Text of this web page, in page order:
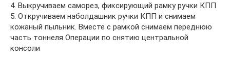
4. Выкручиваем саморез, фиксирующий рамку ручки КПП
5. Откручиваем наболдашник ручки КПП и снимаем
кожаный пыльник. Вместе с рамкой снимаем переднюю
часть тоннеля Операции по снятию центральной
консоли